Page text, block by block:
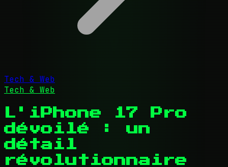
Tech & Web
Tech & Web
L'iPhone 17 Pro
dévoilé : un
détail
révolutionnaire